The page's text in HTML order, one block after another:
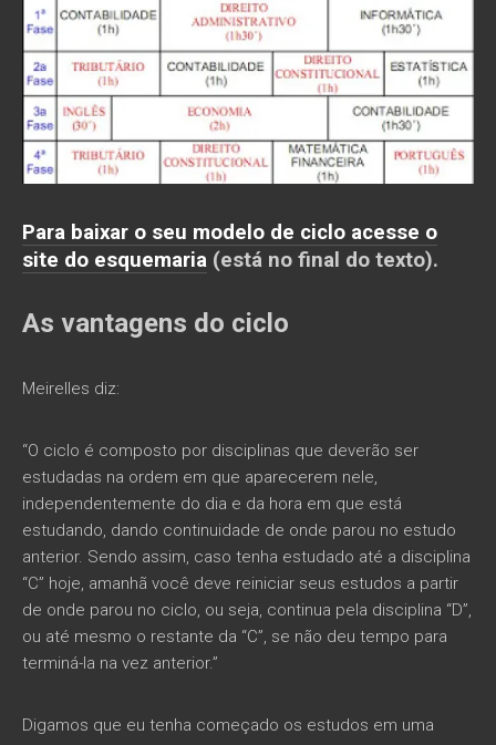
Para baixar o seu modelo de ciclo acesse o
site do esquemaria (está no final do texto).
As vantagens do ciclo
Meirelles diz:
“O ciclo é composto por disciplinas que deverão ser
estudadas na ordem em que aparecerem nele,
independentemente do dia e da hora em que está
estudando, dando continuidade de onde parou no estudo
anterior. Sendo assim, caso tenha estudado até a disciplina
“C” hoje, amanhã você deve reiniciar seus estudos a partir
de onde parou no ciclo, ou seja, continua pela disciplina “D”,
ou até mesmo o restante da “C”, se não deu tempo para
terminá-la na vez anterior.”
Digamos que eu tenha começado os estudos em uma